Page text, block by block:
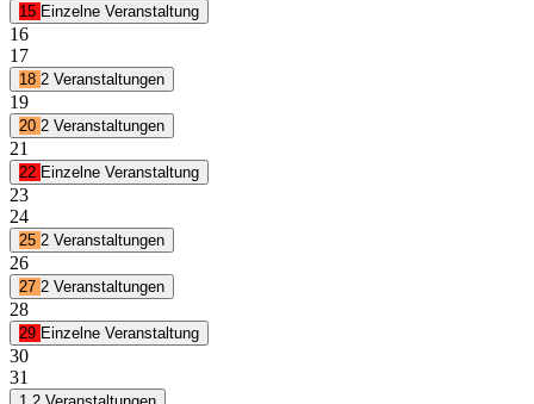
15 Einzelne Veranstaltung
16
17
18 2 Veranstaltungen
19
20 2 Veranstaltungen
21
22 Einzelne Veranstaltung
23
24
25 2 Veranstaltungen
26
27 2 Veranstaltungen
28
29 Einzelne Veranstaltung
30
31